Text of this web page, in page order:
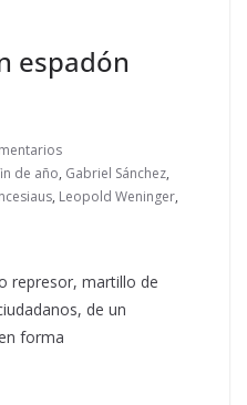
espadón
de año, Gabriel Sánchez,
, Leopold Weninger,
represor, martillo de
de un
forma